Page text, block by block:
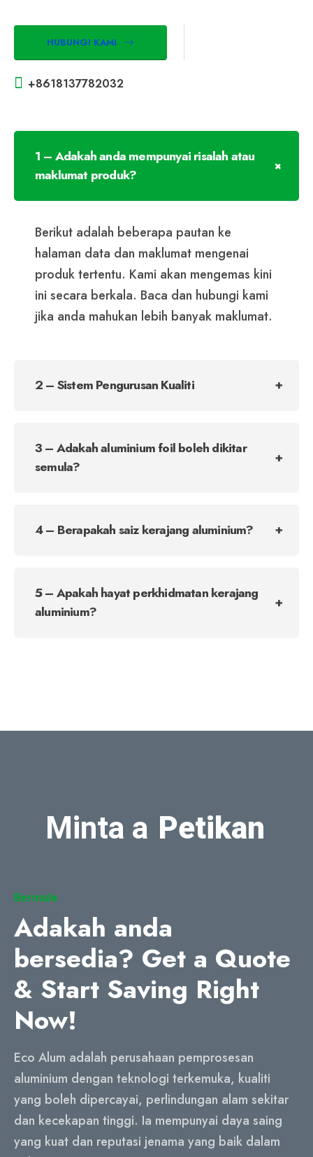
HUBUNGI KAMI
+8618137782032
1 – Adakah anda mempunyai risalah atau
maklumat produk?
Berikut adalah beberapa pautan ke
halaman data dan maklumat mengenai
produk tertentu. Kami akan mengemas kini
ini secara berkala. Baca dan hubungi kami
jika anda mahukan lebih banyak maklumat.
2 – Sistem Pengurusan Kualiti
3 – Adakah aluminium foil boleh dikitar
semula?
4 – Berapakah saiz kerajang aluminium?
5 – Apakah hayat perkhidmatan kerajang
aluminium?
Minta a Petikan
Bermula
Adakah anda
bersedia? Get a Quote
& Start Saving Right
Now!
Eco Alum adalah perusahaan pemprosesan
aluminium dengan teknologi terkemuka, kualiti
yang boleh dipercayai, perlindungan alam sekitar
dan kecekapan tinggi. Ia mempunyai daya saing
yang kuat dan reputasi jenama yang baik dalam